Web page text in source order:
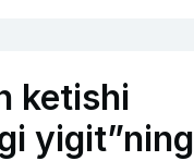
ketishi
yigit”ning